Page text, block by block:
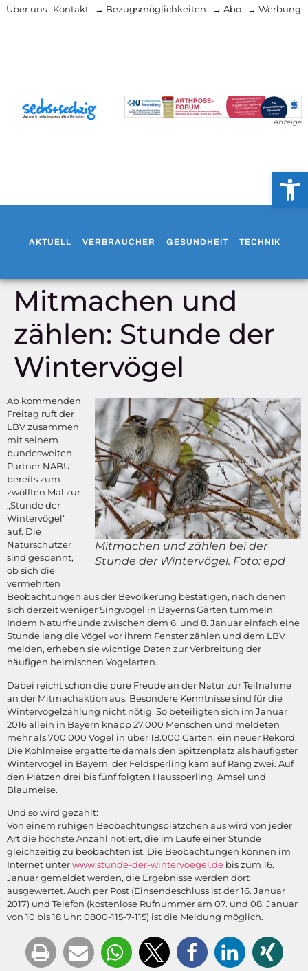
Über uns Kontakt → Bezugsmöglichkeiten → Abo → Werbung
Anzeige
AKTUELL VERBRAUCHER GESUNDHEIT TECHNIK
Mitmachen und
zählen: Stunde der
Wintervögel
Mitmachen und zählen bei der
Stunde der Wintervögel. Foto: epd
Ab kommenden
Freitag ruft der
LBV zusammen
mit seinem
bundesweiten
Partner NABU
bereits zum
zwölften Mal zur
„Stunde der
Wintervögel“
auf. Die
Naturschützer
sind gespannt,
ob sich die
vermehrten
Beobachtungen aus der Bevölkerung bestätigen, nach denen
sich derzeit weniger Singvögel in Bayerns Gärten tummeln.
Indem Naturfreunde zwischen dem 6. und 8. Januar einfach eine
Stunde lang die Vögel vor ihrem Fenster zählen und dem LBV
melden, erheben sie wichtige Daten zur Verbreitung der
häufigen heimischen Vogelarten.
Dabei reicht schon die pure Freude an der Natur zur Teilnahme
an der Mitmachaktion aus. Besondere Kenntnisse sind für die
Wintervogelzählung nicht nötig. So beteiligten sich im Januar
2016 allein in Bayern knapp 27.000 Menschen und meldeten
mehr als 700.000 Vögel in über 18.000 Gärten, ein neuer Rekord.
Die Kohlmeise ergatterte damals den Spitzenplatz als häufigster
Wintervogel in Bayern, der Feldsperling kam auf Rang zwei. Auf
den Plätzen drei bis fünf folgten Haussperling, Amsel und
Blaumeise.
Und so wird gezählt:
Von einem ruhigen Beobachtungsplätzchen aus wird von jeder
Art die höchste Anzahl notiert, die im Laufe einer Stunde
gleichzeitig zu beobachten ist. Die Beobachtungen können im
Internet unterwww.stunde-der-wintervoegel.de bis zum 16.
Januar gemeldet werden, die Ergebnisse werden dort
ausgewertet. Auch per Post (Einsendeschluss ist der 16. Januar
2017) und Telefon (kostenlose Rufnummer am 07. und 08. Januar
von 10 bis 18 Uhr: 0800-115-7-115) ist die Meldung möglich.